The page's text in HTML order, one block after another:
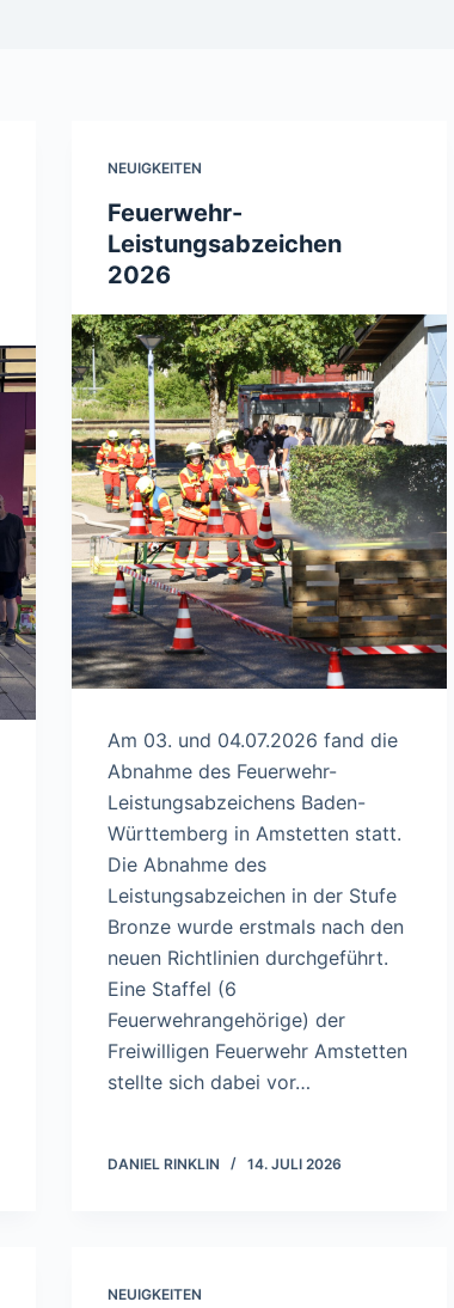
NEUIGKEITEN
Feuerwehr-
Leistungsabzeichen
2026
Am 03. und 04.07.2026 fand die
Abnahme des Feuerwehr-
Leistungsabzeichens Baden-
Württemberg in Amstetten statt.
Die Abnahme des
Leistungsabzeichen in der Stufe
Bronze wurde erstmals nach den
neuen Richtlinien durchgeführt.
Eine Staffel (6
Feuerwehrangehörige) der
Freiwilligen Feuerwehr Amstetten
stellte sich dabei vor…
DANIEL RINKLIN 14. JULI 2026
NEUIGKEITEN